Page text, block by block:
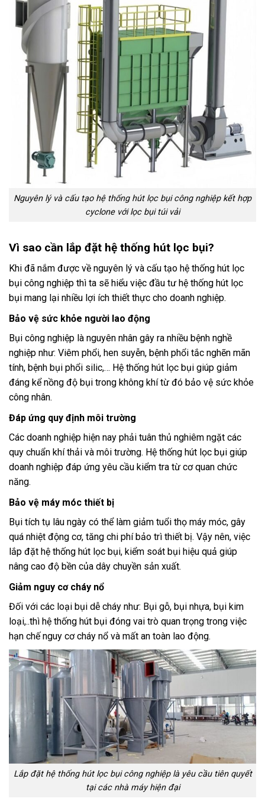
Nguyên lý và cấu tạo hệ thống hút lọc bụi công nghiệp kết hợp
cyclone với lọc bụi túi vải
Vì sao cần lắp đặt hệ thống hút lọc bụi?
Khi đã nắm được về nguyên lý và cấu tạo hệ thống hút lọc
bụi công nghiệp thì ta sẽ hiểu việc đầu tư hệ thống hút lọc
bụi mang lại nhiều lợi ích thiết thực cho doanh nghiệp.
Bảo vệ sức khỏe người lao động
Bụi công nghiệp là nguyên nhân gây ra nhiều bệnh nghề
nghiệp như: Viêm phổi, hen suyễn, bệnh phổi tắc nghẽn mãn
tính, bệnh bụi phổi silic,… Hệ thống hút lọc bụi giúp giảm
đáng kể nồng độ bụi trong không khí từ đó bảo vệ sức khỏe
công nhân.
Đáp ứng quy định môi trường
Các doanh nghiệp hiện nay phải tuân thủ nghiêm ngặt các
quy chuẩn khí thải và môi trường. Hệ thống hút lọc bụi giúp
doanh nghiệp đáp ứng yêu cầu kiểm tra từ cơ quan chức
năng.
Bảo vệ máy móc thiết bị
Bụi tích tụ lâu ngày có thể làm giảm tuổi thọ máy móc, gây
quá nhiệt động cơ, tăng chi phí bảo trì thiết bị. Vậy nên, việc
lắp đặt hệ thống hút lọc bụi, kiểm soát bụi hiệu quả giúp
nâng cao độ bền của dây chuyền sản xuất.
Giảm nguy cơ cháy nổ
Đối với các loại bụi dễ cháy như: Bụi gỗ, bụi nhựa, bụi kim
loại,..thì hệ thống hút bụi đóng vai trò quan trọng trong việc
hạn chế nguy cơ cháy nổ và mất an toàn lao động.
Lắp đặt hệ thống hút lọc bụi công nghiệp là yêu cầu tiên quyết
tại các nhà máy hiện đại